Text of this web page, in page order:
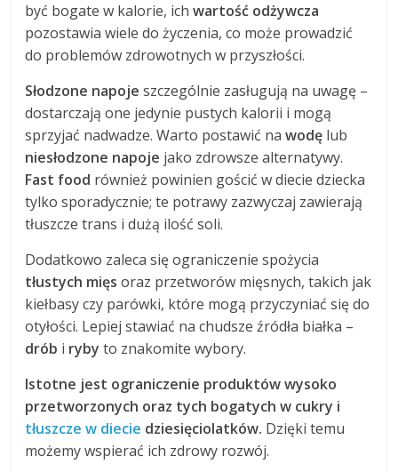
być bogate w kalorie, ichwartość odżywcza
pozostawia wiele do życzenia, co może prowadzić
do problemów zdrowotnych w przyszłości.
Słodzone napoje szczególnie zasługują na uwagę –
dostarczają one jedynie pustych kalorii i mogą
sprzyjać nadwadze. Warto postawić nawodę lub
niesłodzone napoje jako zdrowsze alternatywy.
Fast food również powinien gościć w diecie dziecka
tylko sporadycznie; te potrawy zazwyczaj zawierają
tłuszcze trans i dużą ilość soli.
Dodatkowo zaleca się ograniczenie spożycia
tłustych mięs oraz przetworów mięsnych, takich jak
kiełbasy czy parówki, które mogą przyczyniać się do
otyłości. Lepiej stawiać na chudsze źródła białka –
drób i ryby to znakomite wybory.
Istotne jest ograniczenie produktów wysoko
przetworzonych oraz tych bogatych w cukry i
tłuszcze w diecie dziesięciolatków. Dzięki temu
możemy wspierać ich zdrowy rozwój.